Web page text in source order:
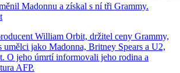
Madonnu a získal s ní tři Grammy.
William Orbit, držitel ceny Grammy,
umělci jako Madonna, Britney Spears a U2,
O jeho úmrtí informovali jeho rodina a
AFP.